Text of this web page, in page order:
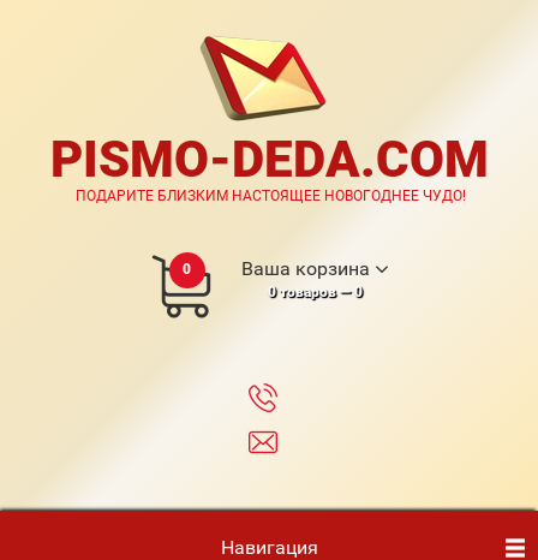
PISMO-DEDA.COM
ПОДАРИТЕ БЛИЗКИМ НАСТОЯЩЕЕ НОВОГОДНЕЕ ЧУДО!
0 Ваша корзина
0товаров —0
Навигация